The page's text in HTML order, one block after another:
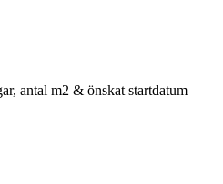
antal m2 & önskat startdatum